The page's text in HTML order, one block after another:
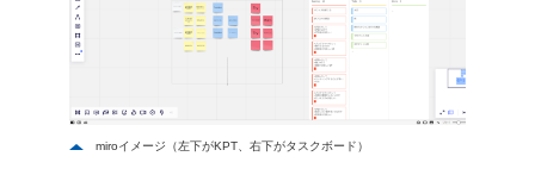
miroイメージ（左下がKPT、右下がタスクボード）